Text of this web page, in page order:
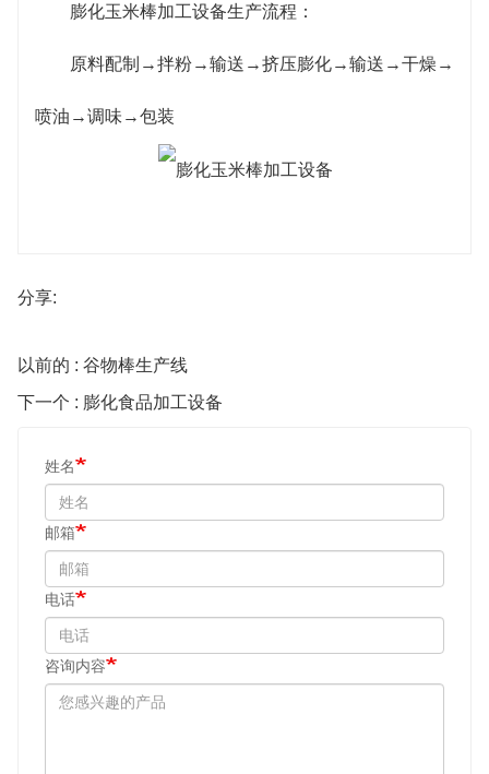
膨化玉米棒加工设备生产流程：
原料配制→拌粉→输送→挤压膨化→输送→干燥→
喷油→调味→包装
分享:
以前的 : 谷物棒生产线
下一个 : 膨化食品加工设备
姓名
邮箱
电话
咨询内容